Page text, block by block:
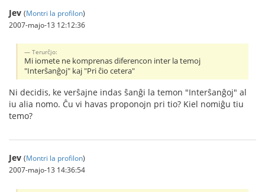
Jev (Montri la profilon)
2007-majo-13 12:12:36
Terurĉjo:
Mi iomete ne komprenas diferencon inter la temoj
"Interŝanĝoj" kaj "Pri ĉio cetera"
Ni decidis, ke verŝajne indas ŝanĝi la temon "Interŝanĝoj" al
iu alia nomo. Ĉu vi havas proponojn pri tio? Kiel nomiĝu tiu
temo?
Jev (Montri la profilon)
2007-majo-13 14:36:54